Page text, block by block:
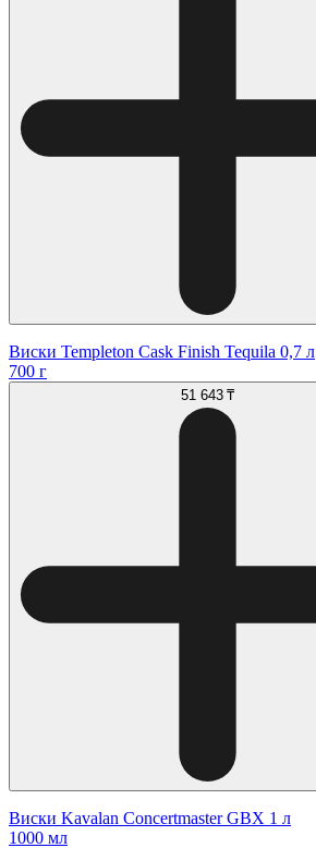
Виски Templeton Сask Finish Tequila 0,7 л
700 г
51 643 ₸
Виски Kavalan Concertmaster GBX 1 л
1000 мл